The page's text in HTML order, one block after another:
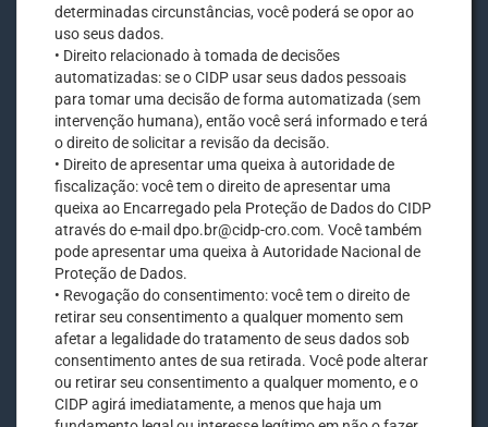
determinadas circunstâncias, você poderá se opor ao
uso seus dados.
• Direito relacionado à tomada de decisões
automatizadas: se o CIDP usar seus dados pessoais
para tomar uma decisão de forma automatizada (sem
intervenção humana), então você será informado e terá
o direito de solicitar a revisão da decisão.
• Direito de apresentar uma queixa à autoridade de
fiscalização: você tem o direito de apresentar uma
queixa ao Encarregado pela Proteção de Dados do CIDP
através do e-mail dpo.br@cidp-cro.com. Você também
pode apresentar uma queixa à Autoridade Nacional de
Proteção de Dados.
• Revogação do consentimento: você tem o direito de
retirar seu consentimento a qualquer momento sem
afetar a legalidade do tratamento de seus dados sob
consentimento antes de sua retirada. Você pode alterar
ou retirar seu consentimento a qualquer momento, e o
CIDP agirá imediatamente, a menos que haja um